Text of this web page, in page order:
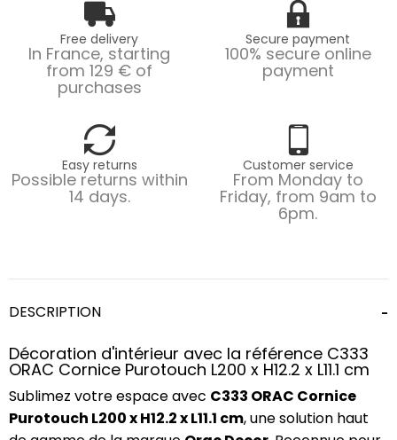
Free delivery
In France, starting
from 129 € of
purchases
Secure payment
100% secure online
payment
Easy returns
Possible returns within
14 days.
Customer service
From Monday to
Friday, from 9am to
6pm.
DESCRIPTION
Décoration d'intérieur avec la référence C333
ORAC Cornice Purotouch L200 x H12.2 x L11.1 cm
Sublimez votre espace avec C333 ORAC Cornice
Purotouch L200 x H12.2 x L11.1 cm, une solution haut